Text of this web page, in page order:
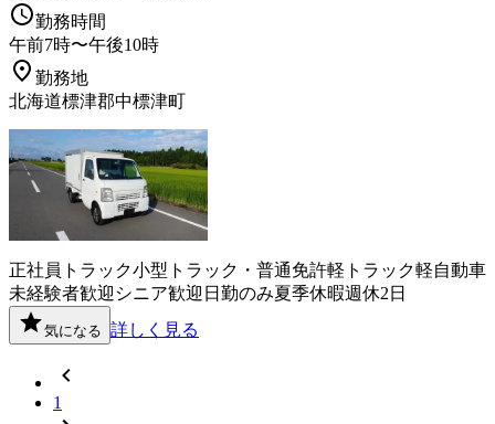
勤務時間
午前7時〜午後10時
勤務地
北海道標津郡中標津町
正社員 トラック小型トラック・普通免許軽トラック軽自動車
未経験者歓迎 シニア歓迎 日勤のみ夏季休暇週休2日
気になる 詳しく見る
1